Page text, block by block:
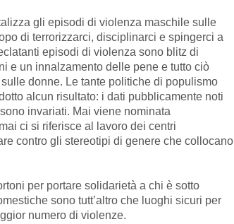
gli episodi di violenza maschile sulle
di terrorizzarci, disciplinarci e spingerci a
episodi di violenza sono blitz di
e un innalzamento delle pene e tutto ciò
donne. Le tante politiche di populismo
alcun risultato: i dati pubblicamente noti
invariati. Mai viene nominata
ci si riferisce al lavoro dei centri
contro gli stereotipi di genere che collocano
per portare solidarietà a chi è sotto
sono tutt’altro che luoghi sicuri per
numero di violenze.